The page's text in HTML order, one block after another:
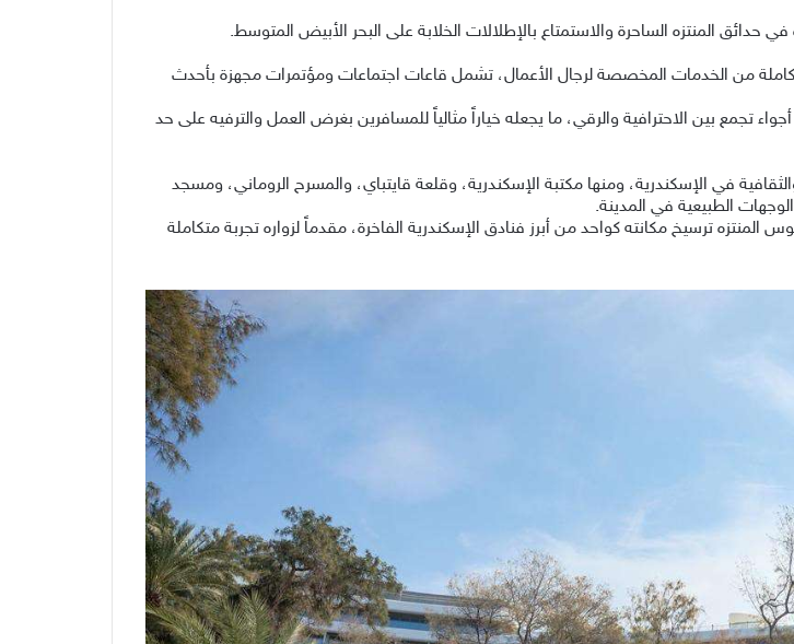
المنتزه الساحرة والاستمتاع بالإطلالات الخلابة على البحر الأبيض المتوسط.
من الخدمات المخصصة لرجال الأعمال، تشمل قاعات اجتماعات ومؤتمرات مجهزة بأحدث
تجمع بين الاحترافية والرقي، ما يجعله خياراً مثالياً للمسافرين بغرض العمل والترفيه على حد
في الإسكندرية، ومنها مكتبة الإسكندرية، وقلعة قايتباي، والمسرح الروماني، ومسجد
الطبيعية في المدينة.
ترسيخ مكانته كواحد من أبرز فنادق الإسكندرية الفاخرة، مقدماً لزواره تجربة متكاملة